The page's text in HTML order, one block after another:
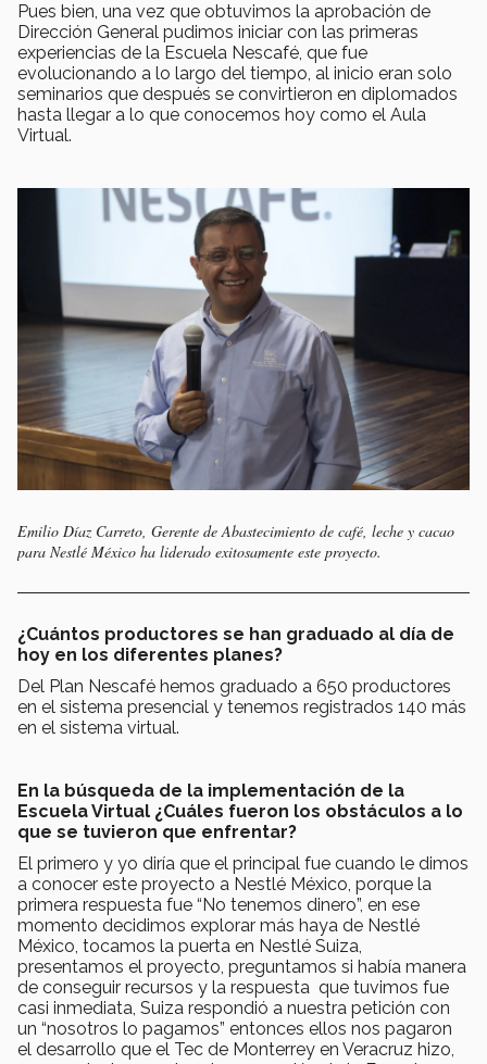
Pues bien, una vez que obtuvimos la aprobación de
Dirección General pudimos iniciar con las primeras
experiencias de la Escuela Nescafé, que fue
evolucionando a lo largo del tiempo, al inicio eran solo
seminarios que después se convirtieron en diplomados
hasta llegar a lo que conocemos hoy como el Aula
Virtual.
Emilio Díaz Carreto, Gerente de Abastecimiento de café, leche y cacao
para Nestlé México ha liderado exitosamente este proyecto.
¿Cuántos productores se han graduado al día de
hoy en los diferentes planes?
Del Plan Nescafé hemos graduado a 650 productores
en el sistema presencial y tenemos registrados 140 más
en el sistema virtual.
En la búsqueda de la implementación de la
Escuela Virtual ¿Cuáles fueron los obstáculos a lo
que se tuvieron que enfrentar?
El primero y yo diría que el principal fue cuando le dimos
a conocer este proyecto a Nestlé México, porque la
primera respuesta fue “No tenemos dinero”, en ese
momento decidimos explorar más haya de Nestlé
México, tocamos la puerta en Nestlé Suiza,
presentamos el proyecto, preguntamos si había manera
de conseguir recursos y la respuesta que tuvimos fue
casi inmediata, Suiza respondió a nuestra petición con
un “nosotros lo pagamos” entonces ellos nos pagaron
el desarrollo que el Tec de Monterrey en Veracruz hizo,